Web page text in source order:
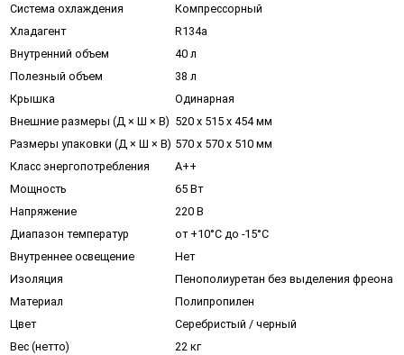
Система охлаждения
Компрессорный
Хладагент
R134a
Внутренний объем
40 л
Полезный объем
38 л
Крышка
Одинарная
Внешние размеры (Д × Ш × В) 520 х 515 х 454 мм
Размеры упаковки (Д × Ш × В) 570 х 570 х 510 мм
Класс энергопотребления
А++
Мощность
65 Вт
Напряжение
220 В
Диапазон температур
от +10°С до -15°С
Внутреннее освещение
Нет
Изоляция
Пенополиуретан без выделения фреона
Материал
Полипропилен
Цвет
Серебристый / черный
Вес (нетто)
22 кг